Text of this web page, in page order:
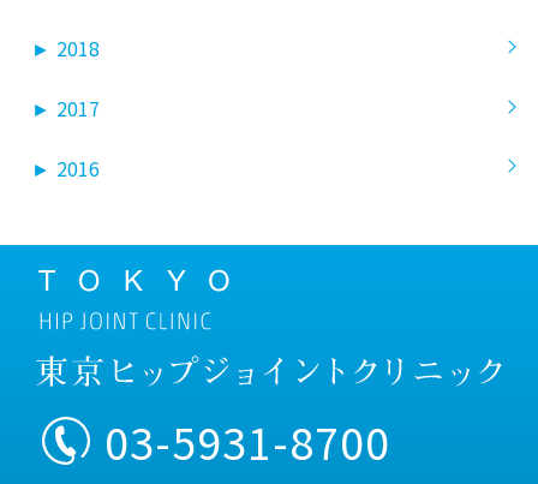
► 2018
► 2017
► 2016
03-5931-8700